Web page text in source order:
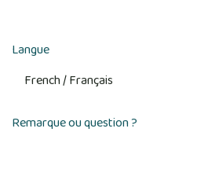
Langue
Remarque ou question ?